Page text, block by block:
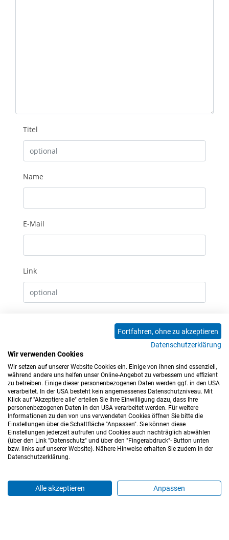
Titel
Name
E-Mail
Link
0 Kommentare
Impressum Datenschutz Barrierefreiheitserklärung
Hinweisgeberkanal Blog Mitarbeiter*innen
Fortfahren, ohne zu akzeptieren
Datenschutzerklärung
Wir verwenden Cookies
Wir setzen auf unserer Website Cookies ein. Einige von ihnen sind essenziell,
während andere uns helfen unser Online-Angebot zu verbessern und effizient
zu betreiben. Einige dieser personenbezogenen Daten werden ggf. in den USA
verarbeitet. In der USA besteht kein angemessenes Datenschutzniveau. Mit
Klick auf "Akzeptiere alle" erteilen Sie Ihre Einwilligung dazu, dass Ihre
personenbezogenen Daten in den USA verarbeitet werden. Für weitere
Informationen zu den von uns verwendeten Cookies öffnen Sie bitte die
Einstellungen über die Schaltfläche "Anpassen". Sie können diese
Einstellungen jederzeit aufrufen und Cookies auch nachträglich abwählen
(über den Link "Datenschutz" und über den "Fingerabdruck"- Button unten
bzw. links auf unserer Website). Nähere Hinweise erhalten Sie zudem in der
Datenschutzerklärung.
Alle akzeptieren Anpassen